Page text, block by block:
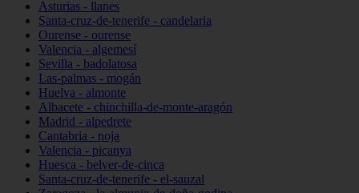
Asturias - llanes
Santa-cruz-de-tenerife - candelaria
Ourense - ourense
Valencia - algemesí
Sevilla - badolatosa
Las-palmas - mogán
Huelva - almonte
Albacete - chinchilla-de-monte-aragón
Madrid - alpedrete
Cantabria - noja
Valencia - picanya
Huesca - belver-de-cinca
Santa-cruz-de-tenerife - el-sauzal